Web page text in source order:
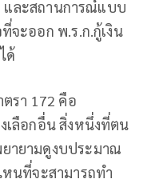
และสถานการณ์แบบ
จะออก พ.ร.ก.กู้เงิน
ด้
รา 172 คือ
เลือกอื่น สิ่งหนึ่งที่ตน
ายามดูงบประมาณ
นที่จะสามารถทำ